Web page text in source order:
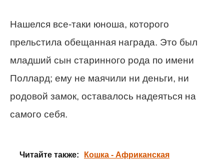
Нашелся все-таки юноша, которого
прельстила обещанная награда. Это был
младший сын старинного рода по имени
Поллард; ему не маячили ни деньги, ни
родовой замок, оставалось надеяться на
самого себя.
Читайте также: Кошка - Африканская